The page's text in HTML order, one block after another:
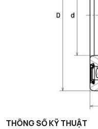
THÔNG SỐ KỸ THUẬT